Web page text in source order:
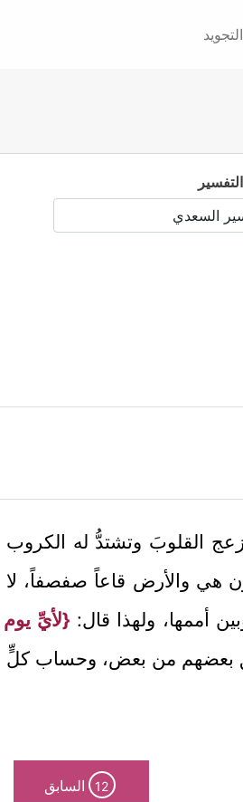
القلوبَ وتشتدُّ له
هي والأرض قاعاً صفصفاً، لا
أممها، ولهذا قال: {لأيِّ
بعضهم من بعض، وحساب كلٍّ
12 السابق